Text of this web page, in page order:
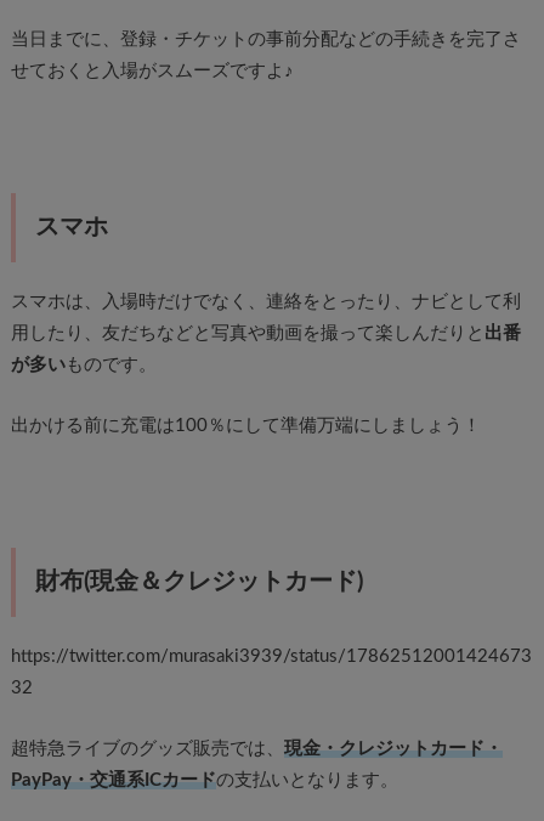
当日までに、登録・チケットの事前分配などの手続きを完了さ
せておくと入場がスムーズですよ♪
スマホ
スマホは、入場時だけでなく、連絡をとったり、ナビとして利
用したり、友だちなどと写真や動画を撮って楽しんだりと 出番
が多いものです。
出かける前に充電は100％にして準備万端にしましょう！
財布(現金＆クレジットカード)
https://twitter.com/murasaki3939/status/17862512001424673
32
超特急ライブのグッズ販売では、 現金・クレジットカード・
PayPay・交通系ICカードの支払いとなります。